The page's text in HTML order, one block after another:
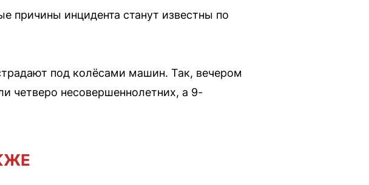
причины инцидента станут известны по
под колёсами машин. Так, вечером
четверо несовершеннолетних, а 9-